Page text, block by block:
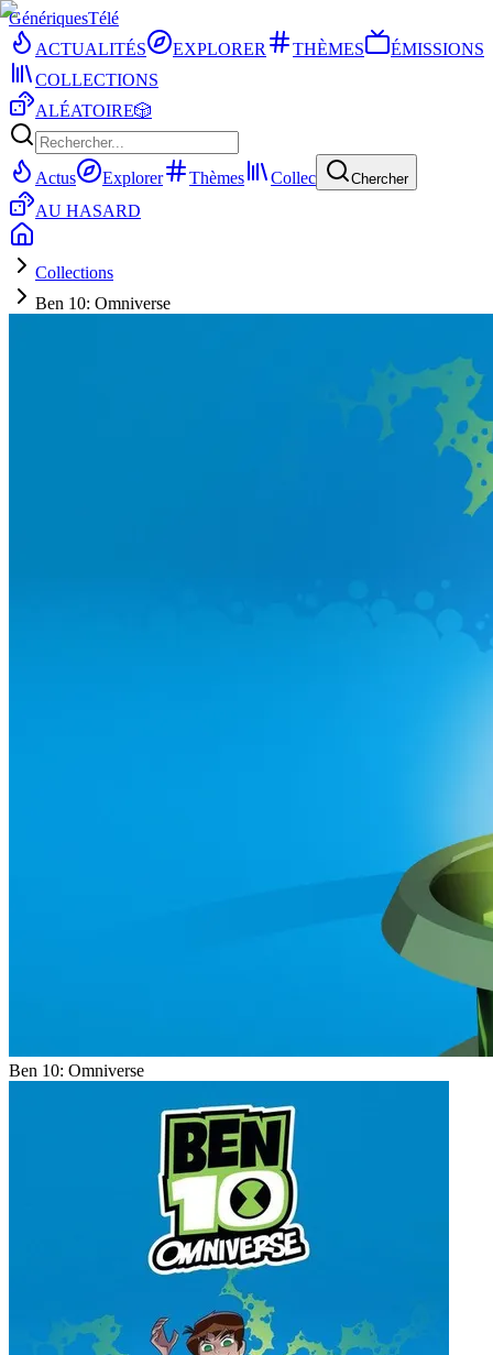
GénériquesTélé
ACTUALITÉS
EXPLORER THÈMES
ÉMISSIONS
COLLECTIONS
ALÉATOIRE🎲
Actus Explorer Thèmes Collec Chercher
AU HASARD
Collections
Ben 10: Omniverse
Ben 10: Omniverse